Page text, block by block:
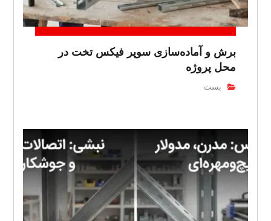
برش و آماده‌سازی سوپر فیکس تخت در
محل پروژه
بست